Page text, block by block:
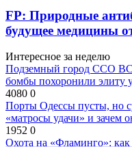
FP: Природные
будущее медицины
Интересное за неделю
Подземный город ССО
бомбы похоронили элиту
4080 0
Порты Одессы пусты, но
«матросы удачи» и зачем
1952 0
Охота на «Фламинго»: как